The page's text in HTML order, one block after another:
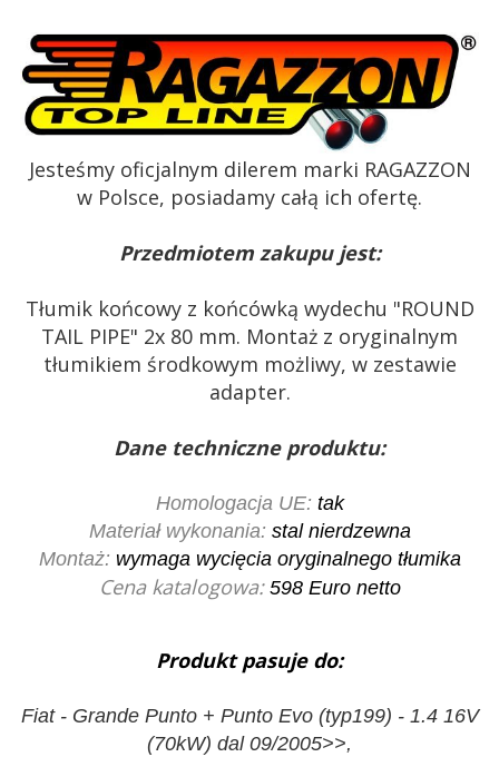
Jesteśmy oficjalnym dilerem marki RAGAZZON
w Polsce, posiadamy całą ich ofertę.
Przedmiotem zakupu jest:
Tłumik końcowy z końcówką wydechu "ROUND
TAIL PIPE" 2x 80 mm. Montaż z oryginalnym
tłumikiem środkowym możliwy, w zestawie
adapter.
Dane techniczne produktu:
Homologacja UE: tak
Materiał wykonania: stal nierdzewna
Montaż:wymaga wycięcia oryginalnego tłumika
Cena katalogowa: 598 Euro netto
Produkt pasuje do:
Fiat - Grande Punto + Punto Evo (typ199) - 1.4 16V
(70kW) dal 09/2005>>,